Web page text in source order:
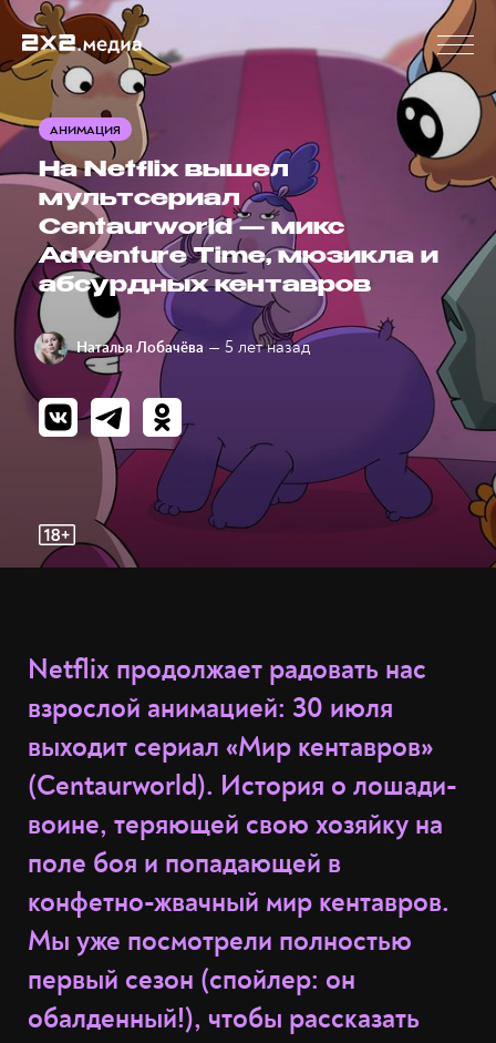
АНИМАЦИЯ
На Netflix вышел
мультсериал
Centaurworld — микс
Adventure Time, мюзикла и
абсурдных кентавров
Наталья Лобачёва — 5 лет назад
Netflix продолжает радовать нас
взрослой анимацией: 30 июля
выходит сериал «Мир кентавров»
(Centaurworld). История о лошади-
воине, теряющей свою хозяйку на
поле боя и попадающей в
конфетно-жвачный мир кентавров.
Мы уже посмотрели полностью
первый сезон (спойлер: он
обалденный!), чтобы рассказать